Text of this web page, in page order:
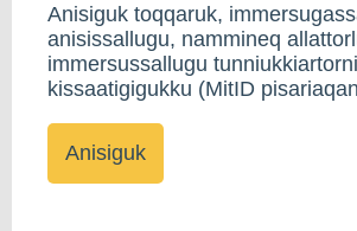
Anisiguk toqqaruk,
anisissallugu, nammineq
immersussallugu
kissaatigigukku (MitID